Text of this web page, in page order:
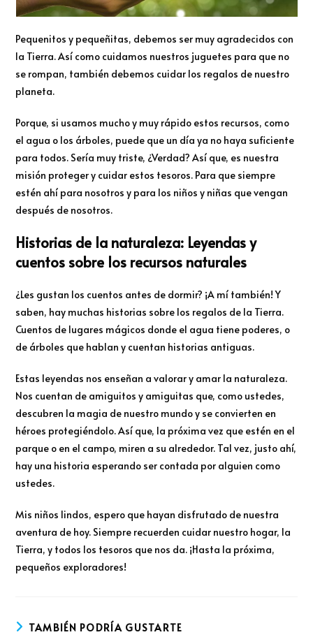
Pequenitos y pequeñitas, debemos ser muy agradecidos con
la Tierra. Así como cuidamos nuestros juguetes para que no
se rompan, también debemos cuidar los regalos de nuestro
planeta.
Porque, si usamos mucho y muy rápido estos recursos, como
el agua o los árboles, puede que un día ya no haya suficiente
para todos. Sería muy triste, ¿Verdad? Así que, es nuestra
misión proteger y cuidar estos tesoros. Para que siempre
estén ahí para nosotros y para los niños y niñas que vengan
después de nosotros.
Historias de la naturaleza: Leyendas y
cuentos sobre los recursos naturales
¿Les gustan los cuentos antes de dormir? ¡A mí también! Y
saben, hay muchas historias sobre los regalos de la Tierra.
Cuentos de lugares mágicos donde el agua tiene poderes, o
de árboles que hablan y cuentan historias antiguas.
Estas leyendas nos enseñan a valorar y amar la naturaleza.
Nos cuentan de amiguitos y amiguitas que, como ustedes,
descubren la magia de nuestro mundo y se convierten en
héroes protegiéndolo. Así que, la próxima vez que estén en el
parque o en el campo, miren a su alrededor. Tal vez, justo ahí,
hay una historia esperando ser contada por alguien como
ustedes.
Mis niños lindos, espero que hayan disfrutado de nuestra
aventura de hoy. Siempre recuerden cuidar nuestro hogar, la
Tierra, y todos los tesoros que nos da. ¡Hasta la próxima,
pequeños exploradores!
TAMBIÉN PODRÍA GUSTARTE